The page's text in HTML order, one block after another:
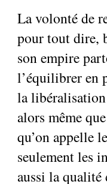
La volonté de
pour tout dire,
son empire
l’équilibrer en
la libéralisation
alors même
qu’on appelle
seulement les
aussi la qualité